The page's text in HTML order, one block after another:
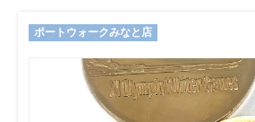
ポートウォークみなと店